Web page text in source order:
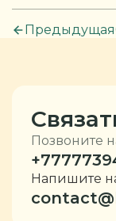
Предыдущая
Позвоните
Напишите